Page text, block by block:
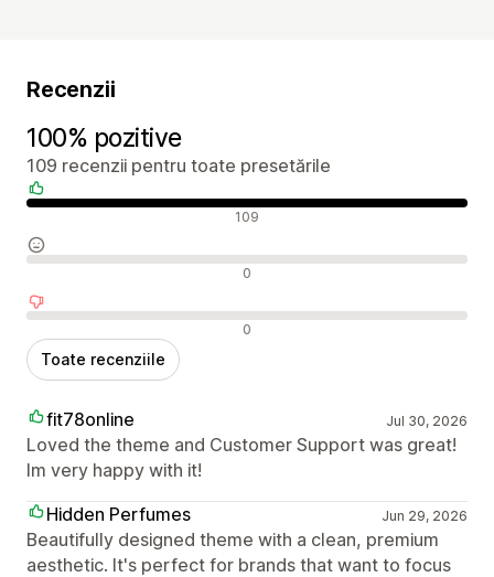
Recenzii
100% pozitive
109 recenzii pentru toate presetările
Recenzii pozitive 109
Recenzii neutre 0
Recenzii negative 0
Toate recenziile
fit78online Jul 30, 2026
Loved the theme and Customer Support was great!
Im very happy with it!
Hidden Perfumes
Jun 29, 2026
Beautifully designed theme with a clean, premium
aesthetic. It's perfect for brands that want to focus